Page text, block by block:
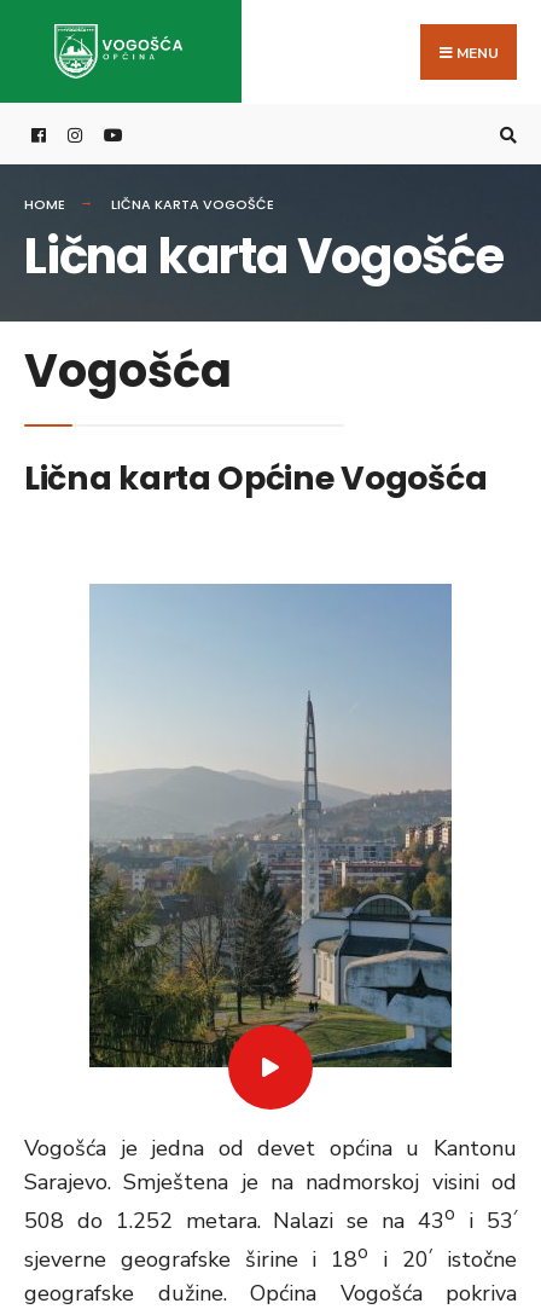
MENU
HOME LIČNA KARTA VOGOŠĆE
Lična karta Vogošće
Vogošća
Lična karta Općine Vogošća
Vogošća je jedna od devet općina u Kantonu
Sarajevo. Smještena je na nadmorskoj visini od
508 do 1.252 metara. Nalazi se na 43o i 53׳
sjeverne geografske širine i 18o i 20׳
istočne
geografske dužine. Općina Vogošća pokriva